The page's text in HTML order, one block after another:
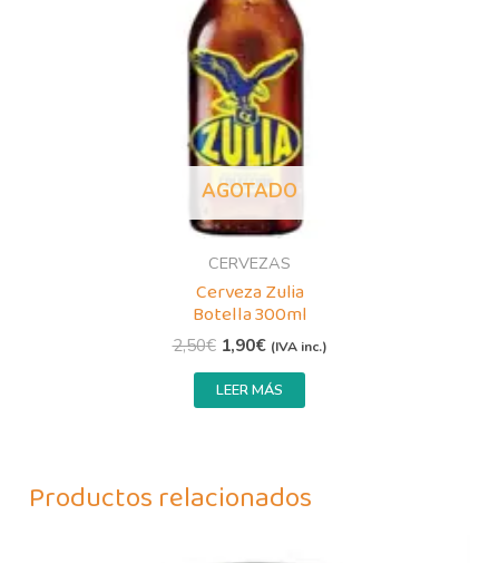
AGOTADO
CERVEZAS
Cerveza Zulia
Botella 300ml
2,50€ 1,90€ (IVA inc.)
LEER MÁS
Productos relacionados